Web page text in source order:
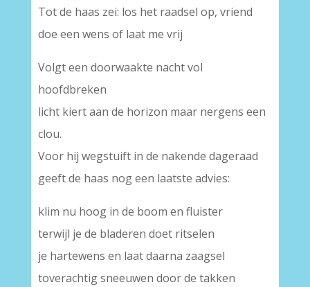
Tot de haas zei: los het raadsel op, vriend
doe een wens of laat me vrij
Volgt een doorwaakte nacht vol
hoofdbreken
licht kiert aan de horizon maar nergens een
clou.
Voor hij wegstuift in de nakende dageraad
geeft de haas nog een laatste advies:
klim nu hoog in de boom en fluister
terwijl je de bladeren doet ritselen
je hartewens en laat daarna zaagsel
toverachtig sneeuwen door de takken